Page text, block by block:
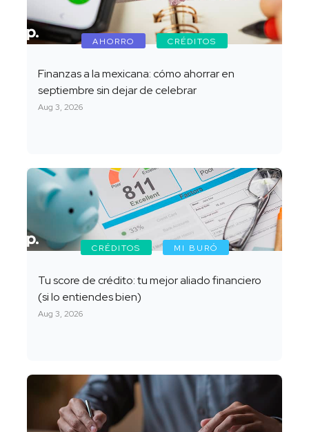
AHORRO CRÉDITOS
Finanzas a la mexicana: cómo ahorrar en
septiembre sin dejar de celebrar
Aug 3, 2026
CRÉDITOS MI BURÓ
Tu score de crédito: tu mejor aliado financiero
(si lo entiendes bien)
Aug 3, 2026